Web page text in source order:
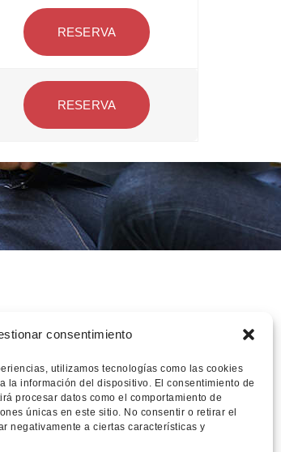
consentimiento
utilizamos tecnologías como las cookies
la información del dispositivo. El consentimiento de
procesar datos como el comportamiento de
únicas en este sitio. No consentir o retirar el
negativamente a ciertas características y
RESERVA
RESERVA